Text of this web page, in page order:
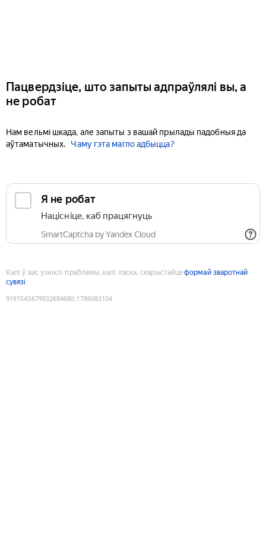
Пацвердзіце, што запыты адпраўлялі вы, а
не робат
Нам вельмі шкада, але запыты з вашай прылады падобныя да
аўтаматычных.
Чаму гэта магло адбыцца?
Я не робат
Націсніце, каб працягнуць
SmartCaptcha by Yandex Cloud
Калі ў вас узніклі праблемы, калі ласка, скарыстайцеформай зваротнай
сувязі
9181543679932694680:1786083104